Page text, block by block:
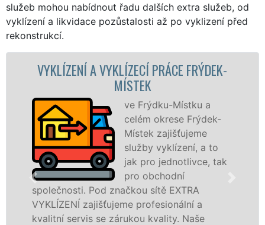
služeb mohou nabídnout řadu dalších extra služeb, od
vyklízení a likvidace pozůstalosti až po vyklizení před
rekonstrukcí.
A VYKLÍZECÍ PRÁCE FRÝDEK-
ve Frýdku-Místku a
celém okrese Frýdek-
Místek zajišťujeme
služby vyklízení, a to
jak pro jednotlivce, tak
pro obchodní
Pod značkou sítě EXTRA
zajišťujeme profesionální a
se zárukou kvality. Naše